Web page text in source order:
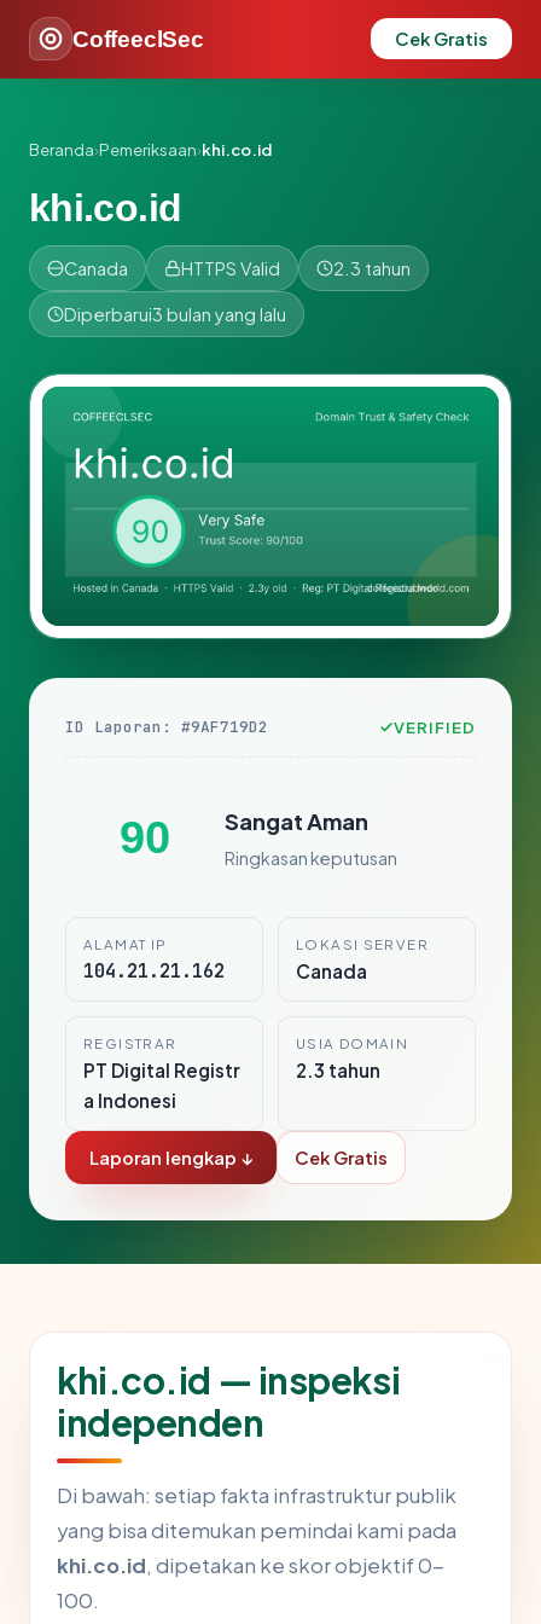
CoffeeclSec Cek Gratis
Beranda›Pemeriksaan›khi.co.id
khi.co.id
Canada HTTPS Valid 2.3 tahun
Diperbarui3 bulan yang lalu
ID Laporan: #9AF719D2 VERIFIED
90 Sangat Aman
Ringkasan keputusan
ALAMAT IP
104.21.21.162
LOKASI SERVER
Canada
REGISTRAR
PT Digital Registr
a Indonesi
USIA DOMAIN
2.3 tahun
Laporan lengkap ↓ Cek Gratis
khi.co.id — inspeksi
independen
Di bawah: setiap fakta infrastruktur publik
yang bisa ditemukan pemindai kami pada
khi.co.id, dipetakan ke skor objektif 0-
100.